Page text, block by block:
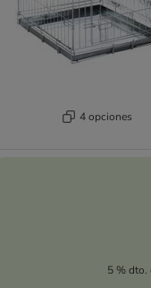
4 opciones
5 % dto.